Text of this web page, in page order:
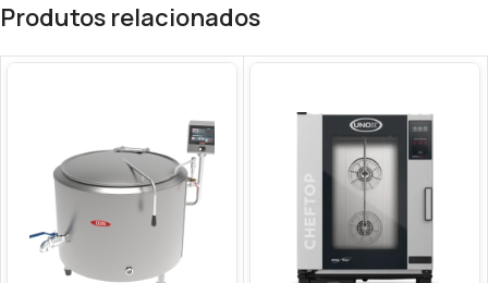
Produtos relacionados